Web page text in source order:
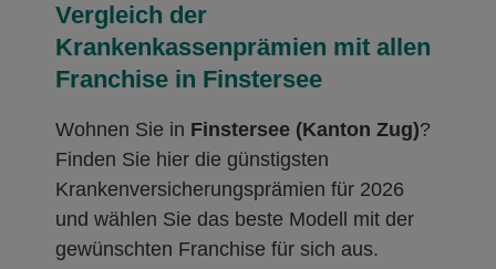
Vergleich der
Krankenkassenprämien mit allen
Franchise in Finstersee
Wohnen Sie in Finstersee (Kanton Zug)?
Finden Sie hier die günstigsten
Krankenversicherungsprämien für 2026
und wählen Sie das beste Modell mit der
gewünschten Franchise für sich aus.